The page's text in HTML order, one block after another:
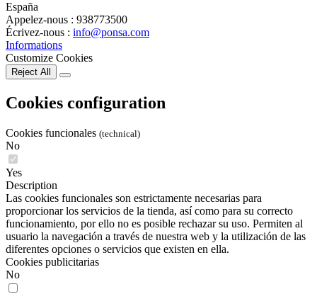
España
Appelez-nous : 938773500
Écrivez-nous : info@ponsa.com
Informations
Customize Cookies
Reject All
Cookies configuration
Cookies funcionales (technical)
No
Yes
Description
Las cookies funcionales son estrictamente necesarias para
proporcionar los servicios de la tienda, así como para su correcto
funcionamiento, por ello no es posible rechazar su uso. Permiten al
usuario la navegación a través de nuestra web y la utilización de las
diferentes opciones o servicios que existen en ella.
Cookies publicitarias
No